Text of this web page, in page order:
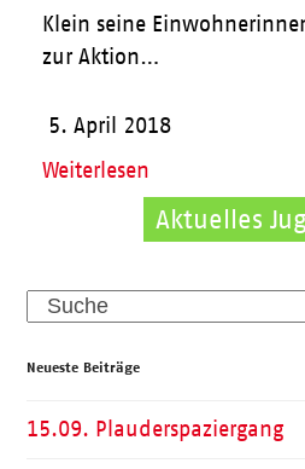
Aktuelles
Klein seine
zur Aktion…
5. April 2018
Weiterlesen
Search
Neueste Beiträge
15.09. Plauderspaziergang